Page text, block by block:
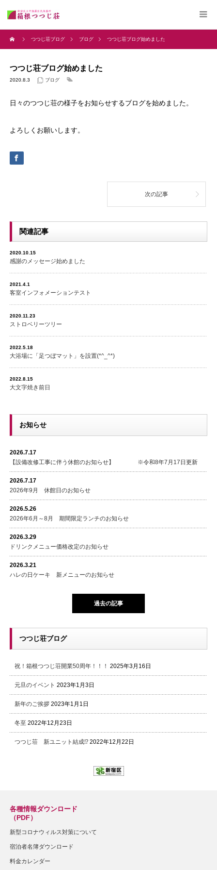
つつじ荘ブログ ブログ つつじ荘ブログ始めました
つつじ荘ブログ始めました
2020.8.3 ブログ
日々のつつじ荘の様子をお知らせするブログを始めました。
よろしくお願いします。
次の記事
関連記事
2020.10.15
感謝のメッセージ始めました
2021.4.1
客室インフォメーションテスト
2020.11.23
ストロベリーツリー
2022.5.18
大浴場に「足つぼマット」を設置(*^_^*)
2022.8.15
大文字焼き前日
お知らせ
2026.7.17
【設備改修工事に伴う休館のお知らせ】 ※令和8年7月17日更新
2026.7.17
2026年9月 休館日のお知らせ
2026.5.26
2026年6月～8月 期間限定ランチのお知らせ
2026.3.29
ドリンクメニュー価格改定のお知らせ
2026.3.21
ハレの日ケーキ 新メニューのお知らせ
過去の記事
つつじ荘ブログ
祝！箱根つつじ荘開業50周年！！！ 2025年3月16日
元旦のイベント 2023年1月3日
新年のご挨拶 2023年1月1日
冬至 2022年12月23日
つつじ荘 新ユニット結成⁉ 2022年12月22日
各種情報ダウンロード
（PDF）
新型コロナウィルス対策について
宿泊者名簿ダウンロード
料金カレンダー